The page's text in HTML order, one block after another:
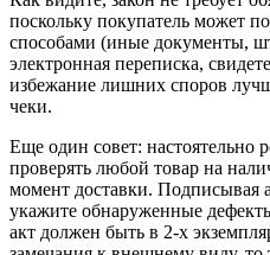
поскольку покупатель может
способами (иные документы,
электронная переписка,
избежание лишних споров
чеки.
Еще один совет: настоятельно
проверять любой товар на
момент доставки. Подписывая
укажите обнаруженные
акт должен быть в 2-х